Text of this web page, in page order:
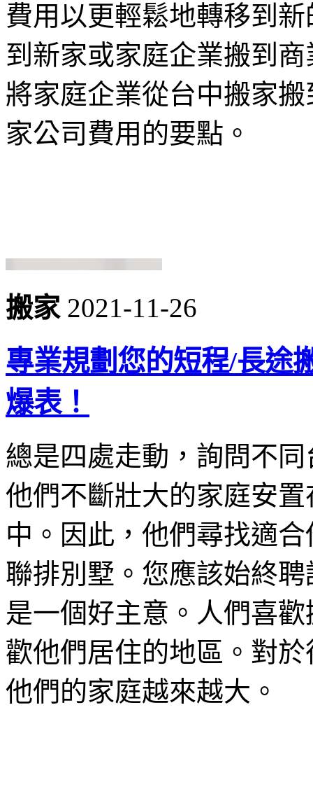
費用以更輕鬆地轉移到
到新家或家庭企業搬到
將家庭企業從台中搬家
家公司費用的要點。
搬家2021-11-26
專業規劃您的短程/長途
爆表！
總是四處走動，詢問不
他們不斷壯大的家庭安
中。因此，他們尋找適
聯排別墅。您應該始終
是一個好主意。人們喜
歡他們居住的地區。對
他們的家庭越來越大。